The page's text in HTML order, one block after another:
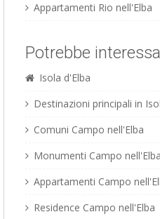
Appartamenti Rio nell'Elba
Potrebbe
Isola d'Elba
Destinazioni principali in
Comuni Campo nell'Elba
Monumenti Campo nell'Elba
Appartamenti Campo
Residence Campo nell'Elba